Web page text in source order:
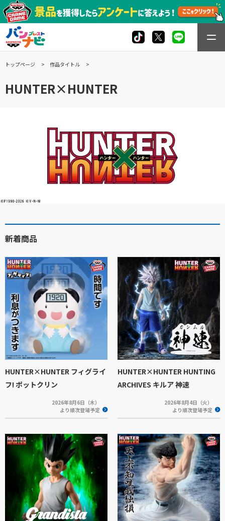
トップページ 作品タイトル
HUNTER×HUNTER
新着商品
HUNTER×HUNTER フィグライ
フ! ポットクリン
2026年8月6日（木）
より順次登場予定
HUNTER×HUNTER HUNTING
ARCHIVES キルア 神速
2026年8月4日（火）
より順次登場予定